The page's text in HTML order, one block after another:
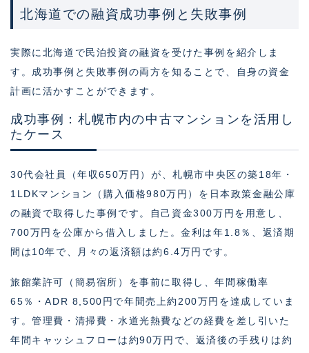
北海道での融資成功事例と失敗事例
実際に北海道で民泊投資の融資を受けた事例を紹介しま
す。成功事例と失敗事例の両方を知ることで、自身の資金
計画に活かすことができます。
成功事例：札幌市内の中古マンションを活用し
たケース
30代会社員（年収650万円）が、札幌市中央区の築18年・
1LDKマンション（購入価格980万円）を日本政策金融公庫
の融資で取得した事例です。自己資金300万円を用意し、
700万円を公庫から借入しました。金利は年1.8％、返済期
間は10年で、月々の返済額は約6.4万円です。
旅館業許可（簡易宿所）を事前に取得し、年間稼働率
65％・ADR 8,500円で年間売上約200万円を達成していま
す。管理費・清掃費・水道光熱費などの経費を差し引いた
年間キャッシュフローは約90万円で、返済後の手残りは約